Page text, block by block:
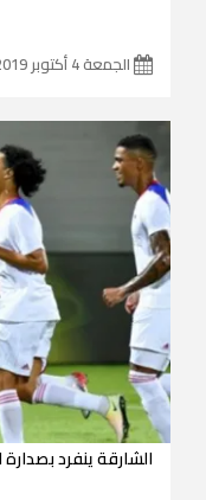
الجمعة 4 أكتوبر 2019 01:25:31
الشارقة ينفرد